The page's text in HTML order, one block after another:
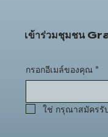
เข้าร่วมชุมชน
กรอกอีเมล์ของคุณ *
ใช่ กรุณาสมัครรั